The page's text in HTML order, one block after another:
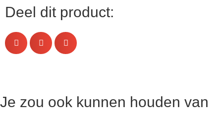
Deel dit product:
Je zou ook kunnen houden van